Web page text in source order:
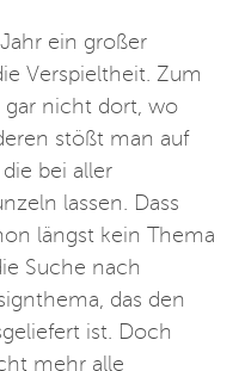
ein großer
Verspieltheit. Zum
gar nicht dort, wo
stößt man auf
bei aller
lassen. Dass
längst kein Thema
Suche nach
das den
ist. Doch
mehr alle